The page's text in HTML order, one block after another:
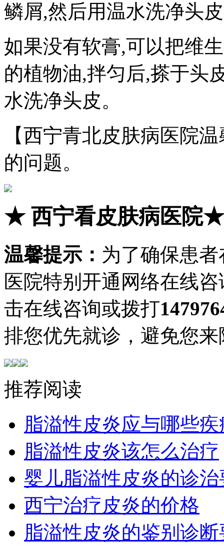
鳞屑,然后用温水洗净头
如果没有软膏,可以把维
的植物油,拌匀后,搽于头
水洗净头皮。
【西宁青北皮肤病医院
的问题。
★西宁看皮肤病医院★
温馨提示： 为了确保患
医院特别开通网络在线
击在线咨询或拨打
排您优先就诊，避免您
推荐阅读
脂溢性皮炎应与哪些
脂溢性皮炎该怎么治疗
婴儿脂溢性皮炎的诊治
西宁治疗皮炎的价格
脂溢性皮炎的鉴别诊